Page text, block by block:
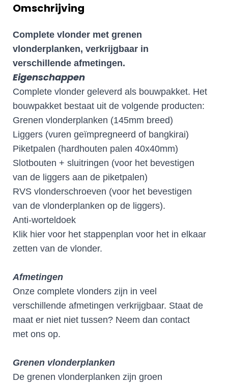
Omschrijving
Complete vlonder met grenen
vlonderplanken, verkrijgbaar in
verschillende afmetingen.
Eigenschappen
Complete vlonder geleverd als bouwpakket. Het
bouwpakket bestaat uit de volgende producten:
Grenen vlonderplanken (145mm breed)
Liggers (vuren geïmpregneerd of bangkirai)
Piketpalen (hardhouten palen 40x40mm)
Slotbouten + sluitringen (voor het bevestigen
van de liggers aan de piketpalen)
RVS vlonderschroeven (voor het bevestigen
van de vlonderplanken op de liggers).
Anti-worteldoek
Klik hier voor het stappenplan voor het in elkaar
zetten van de vlonder.
Afmetingen
Onze complete vlonders zijn in veel
verschillende afmetingen verkrijgbaar. Staat de
maat er niet niet tussen? Neem dan contact
met ons op.
Grenen vlonderplanken
De grenen vlonderplanken zijn groen